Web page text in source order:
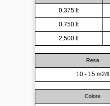
0,375 lt
0,750 lt
2,500 lt
Resa
10 - 15 m2/lt
Colore